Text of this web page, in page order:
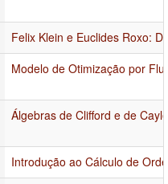
Felix Klein e Euclides Roxo:
Modelo de Otimização por
Álgebras de Clifford e de
Introdução ao Cálculo de